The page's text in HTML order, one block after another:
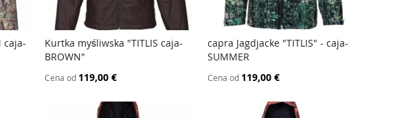
PORÓWNAJ
caja-
Dodaj do koszyka PORÓWNAJ
Kurtka myśliwska "TITLIS caja-
BROWN"
Cena od 119,00 €
Dodaj do koszyka
capra Jagdjacke "TITLIS" - caja-
SUMMER
Cena od 119,00 €